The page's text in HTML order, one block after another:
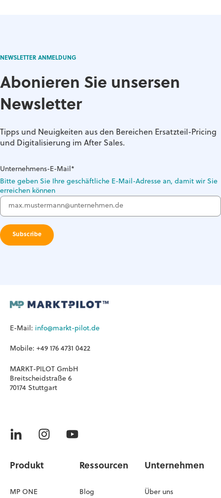
NEWSLETTER ANMELDUNG
Abonieren Sie unsersen
Newsletter
Tipps und Neuigkeiten aus den Bereichen Ersatzteil-Pricing
und Digitalisierung im After Sales.
Unternehmens-E-Mail*
Bitte geben Sie Ihre geschäftliche E-Mail-Adresse an, damit wir Sie
erreichen können
E-Mail: info@markt-pilot.de
Mobile: +49 176 4731 0422
MARKT-PILOT GmbH
Breitscheidstraße 6
70174 Stuttgart
Produkt
MP ONE
Ressourcen
Blog
Unternehmen
Über uns